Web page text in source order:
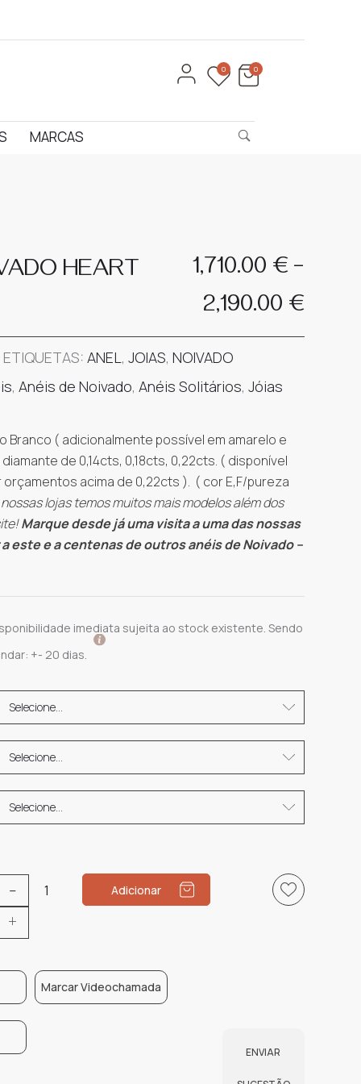
0
0
MARCAS
navigation
NOIVADO
ABY
CONSTELATION
HEART 1,710.00 € –
2,190.00 €Price
, Anéis de Noivado, Anéis Solitários, Jóias
ETIQUETAS: ANEL, JOIAS, NOIVADO
Branco ( adicionalmente possível em amarelo e
de 0,14cts, 0,18cts, 0,22cts. ( disponível
acima de 0,22cts ). ( cor E,F/pureza
lojas temos muitos mais modelos além dos
Marque desde já uma visita a uma das nossas
este e a centenas de outros anéis de Noivado –
imediata sujeita ao stock existente. Sendo
+- 20 dias.
Quantidade
Heart
Adicionar
Marcar Videochamada
ENVIAR